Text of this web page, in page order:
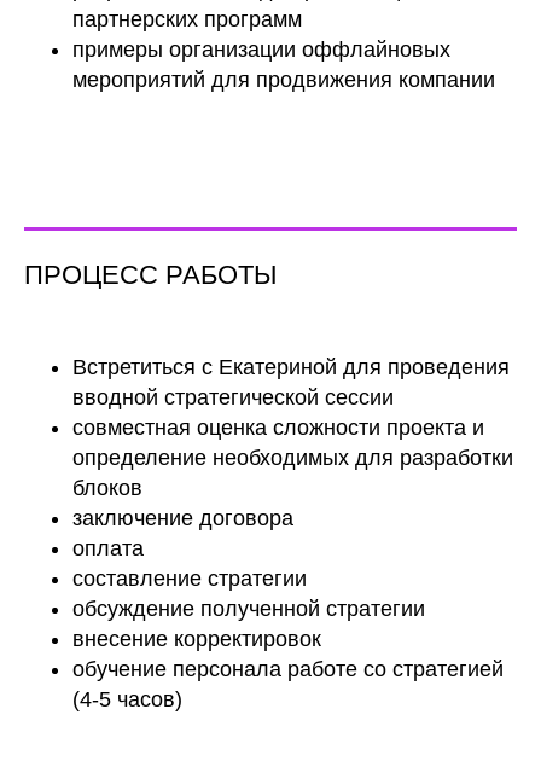
партнерских программ
примеры организации оффлайновых
мероприятий для продвижения компании
ПРОЦЕСС РАБОТЫ
Встретиться с Екатериной для проведения
вводной стратегической сессии
совместная оценка сложности проекта и
определение необходимых для разработки
блоков
заключение договора
оплата
составление стратегии
обсуждение полученной стратегии
внесение корректировок
обучение персонала работе со стратегией
(4-5 часов)